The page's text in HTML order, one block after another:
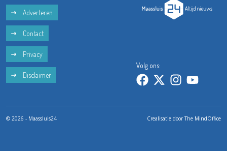
Adverteren
Contact
Privacy
Disclaimer
Volg ons:
© 2026 - Maassluis24 Crealisatie doorThe MindOffice